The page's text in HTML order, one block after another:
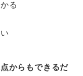
る
からもできるだ